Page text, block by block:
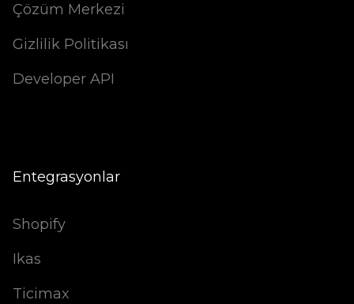
Çözüm Merkezi
Gizlilik Politikası
Developer API
Entegrasyonlar
Shopify
Ikas
Ticimax